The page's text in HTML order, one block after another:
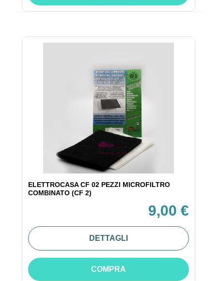
ELETTROCASA CF 02 PEZZI MICROFILTRO
COMBINATO (CF 2)
9,00 €
DETTAGLI
COMPRA